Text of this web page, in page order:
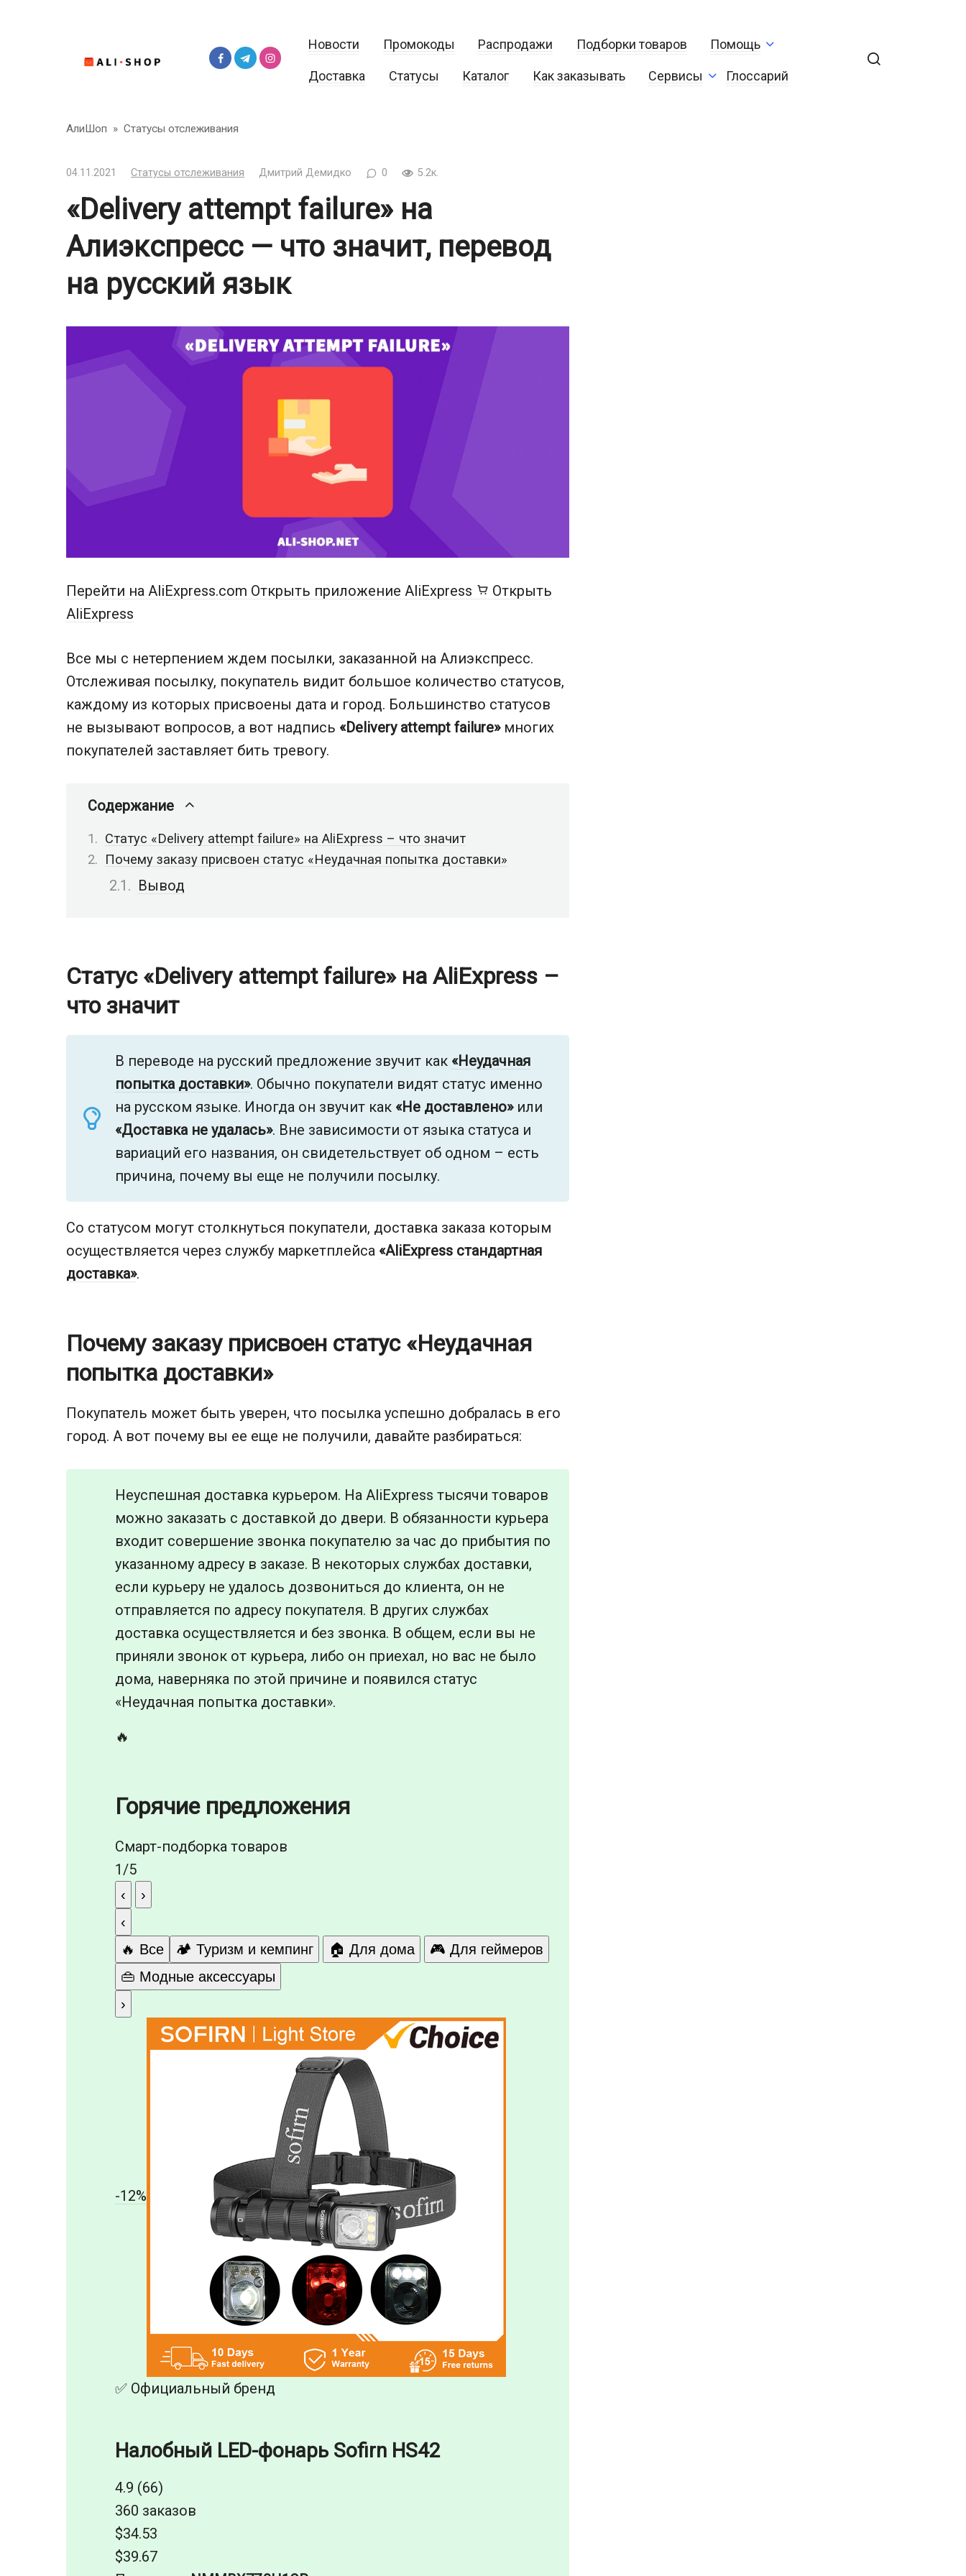
Новости Промокоды Распродажи Подборки товаров Помощь
Доставка Статусы Каталог Как заказывать Сервисы Глоссарий
АлиШоп » Статусы отслеживания
04.11.2021 Статусы отслеживания Дмитрий Демидко 0 5.2к.
«Delivery attempt failure» на
Алиэкспресс — что значит, перевод
на русский язык
Перейти на AliExpress.com Открыть приложение AliExpress
Открыть
AliExpress
Все мы с нетерпением ждем посылки, заказанной на Алиэкспресс.
Отслеживая посылку, покупатель видит большое количество статусов,
каждому из которых присвоены дата и город. Большинство статусов
не вызывают вопросов, а вот надпись «Delivery attempt failure»многих
покупателей заставляет бить тревогу.
Содержание
Статус «Delivery attempt failure» на AliExpress – что значит
Почему заказу присвоен статус «Неудачная попытка доставки»
Вывод
Статус «Delivery attempt failure» на AliExpress –
что значит
В переводе на русский предложение звучит как «Неудачная
попытка доставки». Обычно покупатели видят статус именно
на русском языке. Иногда он звучит как «Не доставлено»или
«Доставка не удалась». Вне зависимости от языка статуса и
вариаций его названия, он свидетельствует об одном – есть
причина, почему вы еще не получили посылку.
Со статусом могут столкнуться покупатели, доставка заказа которым
осуществляется через службу маркетплейса «AliExpress стандартная
доставка».
Почему заказу присвоен статус «Неудачная
попытка доставки»
Покупатель может быть уверен, что посылка успешно добралась в его
город. А вот почему вы ее еще не получили, давайте разбираться:
Неуспешная доставка курьером. На AliExpress тысячи товаров
можно заказать с доставкой до двери. В обязанности курьера
входит совершение звонка покупателю за час до прибытия по
указанному адресу в заказе. В некоторых службах доставки,
если курьеру не удалось дозвониться до клиента, он не
отправляется по адресу покупателя. В других службах
доставка осуществляется и без звонка. В общем, если вы не
приняли звонок от курьера, либо он приехал, но вас не было
дома, наверняка по этой причине и появился статус
«Неудачная попытка доставки».
🔥
Горячие предложения
Смарт-подборка товаров
1/5
‹
›
‹
🔥 Все
🏕️ Туризм и кемпинг 🏠 Для дома
🎮 Для геймеров
👜 Модные аксессуары
›
-12%
✅ Официальный бренд
Налобный LED-фонарь Sofirn HS42
4.9 (66)
360 заказов
$34.53
$39.67